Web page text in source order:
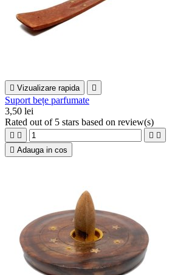
 Vizualizare rapida 
Suport bețe parfumate
3,50 lei
Rated out of 5 stars based on review(s)
   
 Adauga in cos